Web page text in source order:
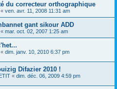
du correcteur orthographique
« ven. avr. 11, 2008 11:31 am
gant sikour ADD
« mar. oct. 02, 2007 1:25 am
« dim. janv. 10, 2010 6:37 pm
Difazier 2010 !
« dim. déc. 06, 2009 4:59 pm